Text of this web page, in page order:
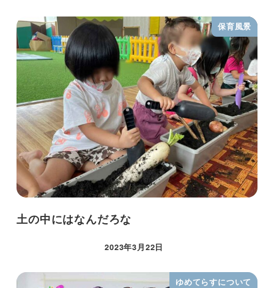
保育風景
土の中にはなんだろな
2023年3月22日
ゆめてらすについて